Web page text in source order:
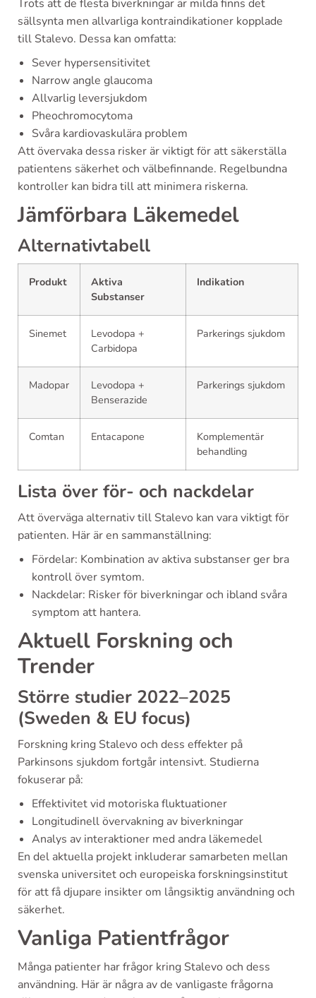
Trots att de flesta biverkningar är milda finns det
sällsynta men allvarliga kontraindikationer kopplade
till Stalevo. Dessa kan omfatta:
Sever hypersensitivitet
Narrow angle glaucoma
Allvarlig leversjukdom
Pheochromocytoma
Svåra kardiovaskulära problem
Att övervaka dessa risker är viktigt för att säkerställa
patientens säkerhet och välbefinnande. Regelbundna
kontroller kan bidra till att minimera riskerna.
Jämförbara Läkemedel
Alternativtabell
Produkt
Aktiva
Substanser
Indikation
Sinemet
Levodopa +
Carbidopa
Parkerings sjukdom
Madopar
Levodopa +
Benserazide
Parkerings sjukdom
Comtan Entacapone
Komplementär
behandling
Lista över för- och nackdelar
Att överväga alternativ till Stalevo kan vara viktigt för
patienten. Här är en sammanställning:
Fördelar: Kombination av aktiva substanser ger bra
kontroll över symtom.
Nackdelar: Risker för biverkningar och ibland svåra
symptom att hantera.
Aktuell Forskning och
Trender
Större studier 2022–2025
(Sweden & EU focus)
Forskning kring Stalevo och dess effekter på
Parkinsons sjukdom fortgår intensivt. Studierna
fokuserar på:
Effektivitet vid motoriska fluktuationer
Longitudinell övervakning av biverkningar
Analys av interaktioner med andra läkemedel
En del aktuella projekt inkluderar samarbeten mellan
svenska universitet och europeiska forskningsinstitut
för att få djupare insikter om långsiktig användning och
säkerhet.
Vanliga Patientfrågor
Många patienter har frågor kring Stalevo och dess
användning. Här är några av de vanligaste frågorna